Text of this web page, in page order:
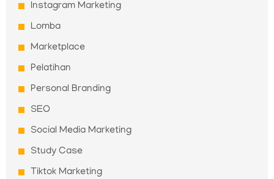
Instagram Marketing
Lomba
Marketplace
Pelatihan
Personal Branding
SEO
Social Media Marketing
Study Case
Tiktok Marketing